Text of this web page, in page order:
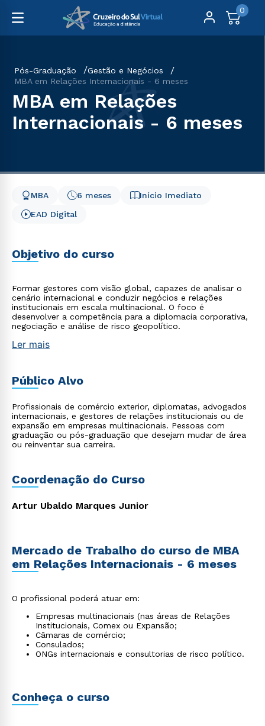
0
Pós-Graduação
Gestão e Negócios
MBA em Relações Internacionais - 6 meses
MBA em Relações
Internacionais - 6 meses
Início Imediato
6 meses
MBA
EAD Digital
Objetivo do curso
Formar gestores com visão global, capazes de analisar o
cenário internacional e conduzir negócios e relações
institucionais em escala multinacional. O foco é
desenvolver a competência para a diplomacia corporativa,
negociação e análise de risco geopolítico.
Ler mais
Público Alvo
Profissionais de comércio exterior, diplomatas, advogados
internacionais, e gestores de relações institucionais ou de
expansão em empresas multinacionais. Pessoas com
graduação ou pós-graduação que desejam mudar de área
ou reinventar sua carreira.
Coordenação do Curso
Artur Ubaldo Marques Junior
Mercado de Trabalho do curso de MBA
em Relações Internacionais - 6 meses
O profissional poderá atuar em:
Empresas multinacionais (nas áreas de Relações
Institucionais, Comex ou Expansão;
Câmaras de comércio;
Consulados;
ONGs internacionais e consultorias de risco político.
Conheça o curso